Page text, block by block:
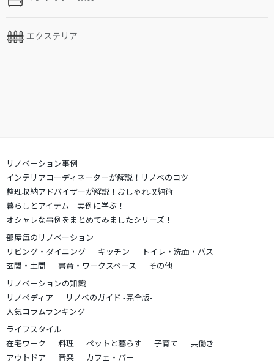
エクステリア
リノベーション事例
インテリアコーディネーターが解説！リノベのコツ
整理収納アドバイザーが解説！おしゃれ収納術
暮らしとアイテム｜実例に学ぶ！
オシャレな事例をまとめてみましたシリーズ！
部屋毎のリノベーション
リビング・ダイニング
キッチン
トイレ・洗面・バス
玄関・土間
書斎・ワークスペース
その他
リノベーションの知識
リノペディア
リノベのガイド -完全版-
人気コラムランキング
ライフスタイル
在宅ワーク
料理 ペットと暮らす 子育て
共働き
アウトドア
音楽
カフェ・バー